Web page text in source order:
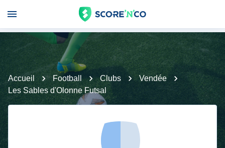
Accueil Football Clubs
Vendée
Les Sables d'Olonne Futsal